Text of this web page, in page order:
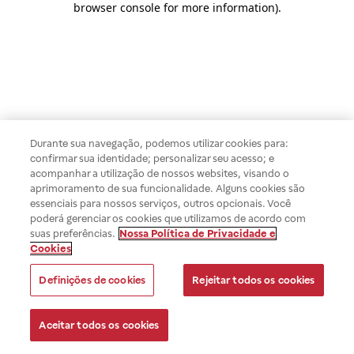
browser console for more information).
Durante sua navegação, podemos utilizar cookies para:
confirmar sua identidade; personalizar seu acesso; e
acompanhar a utilização de nossos websites, visando o
aprimoramento de sua funcionalidade. Alguns cookies são
essenciais para nossos serviços, outros opcionais. Você
poderá gerenciar os cookies que utilizamos de acordo com
suas preferências. Nossa Política de Privacidade e
Cookies
Definições de cookies Rejeitar todos os cookies
Aceitar todos os cookies